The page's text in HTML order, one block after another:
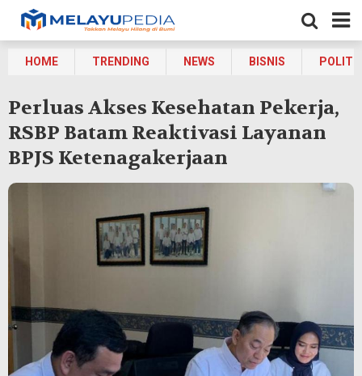
HOME TRENDING NEWS BISNIS
Perluas Akses Kesehatan Pekerja,
RSBP Batam Reaktivasi Layanan
BPJS Ketenagakerjaan